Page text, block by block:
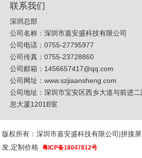
联系我们
深圳总部
公司名称：深圳市嘉安盛科技有限公司
公司电话：0755-27795977
公司传真：0755-23728860
公司邮箱： 1456657417@qq.com
公司网址： www.szjiaansheng.com
公司地址：深圳市宝安区西乡大道与前进
息大厦1201B室
版权所有：深圳市嘉安盛科技有限公司|拼接
发,定制价格粤ICP备18047812号